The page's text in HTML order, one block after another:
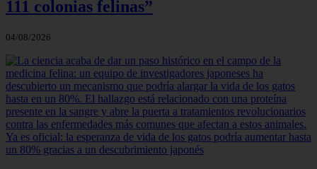
111 colonias felinas”
04/08/2026